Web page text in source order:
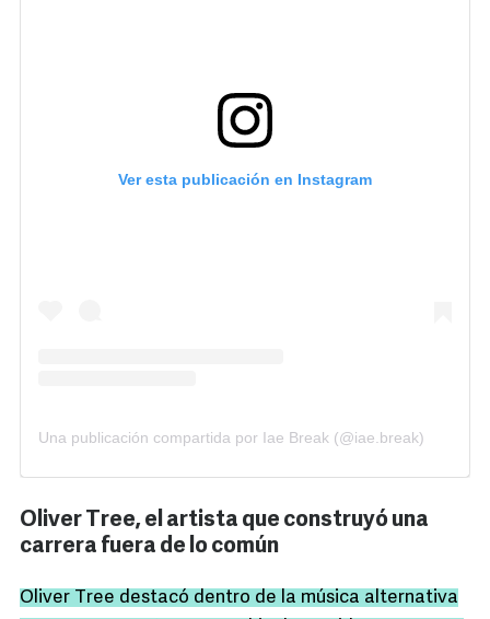
Ver esta publicación en Instagram
Una publicación compartida por Iae Break (@iae.break)
Oliver Tree, el artista que construyó una
carrera fuera de lo común
Oliver Tree destacó dentro de la música alternativa